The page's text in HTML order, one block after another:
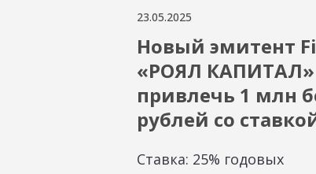
23.05.2025
Новый эмитент
«РОЯЛ КАПИТАЛ»
привлечь 1 млн
рублей со
Ставка: 25% годовых